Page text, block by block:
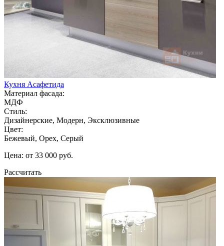
Кухня Асафетида
Материал фасада:
МДФ
Стиль:
Дизайнерские, Модерн, Эксклюзивные
Цвет:
Бежевый, Орех, Серый
Цена: от 33 000 руб.
Рассчитать